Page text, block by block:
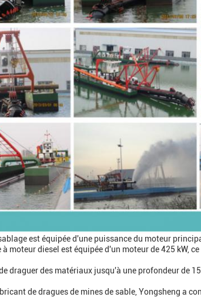
sablage est équipée d'une puissance du moteur
à moteur diesel est équipée d'un moteur de 425 kW,
de draguer des matériaux jusqu'à une profondeur de
de dragues de mines de sable, Yongsheng a